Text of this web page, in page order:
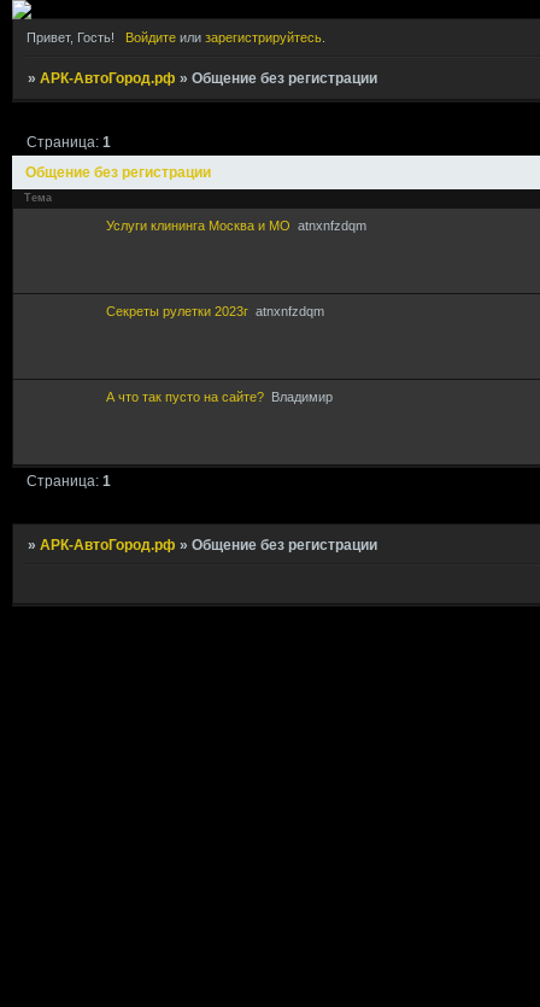
Привет, Гость! Войдитеили зарегистрируйтесь.
»АРК-АвтоГород.рф »Общение без регистрации
Общение без регистрации
Страница:1
Тема
Услуги клининга Москва и МО atnxnfzdqm
Секреты рулетки 2023г atnxnfzdqm
А что так пусто на сайте? Владимир
Страница:1
»АРК-АвтоГород.рф »Общение без регистрации